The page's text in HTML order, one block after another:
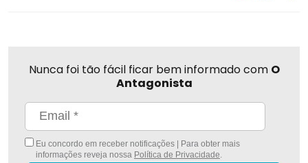
Nunca foi tão fácil ficar bem informado com O
Antagonista
Eu concordo em receber notificações | Para obter mais
informações reveja nossa Política de Privacidade